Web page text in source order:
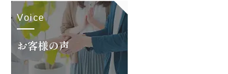
Voice
お客様の声